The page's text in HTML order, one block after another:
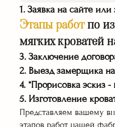
Транспортировка
мебели собст.
транспортом
Работаем официально
по договору
1. Заявка на сайте или
Этапы работпо
мягких кроватей
3. Заключение
2. Выезд замерщика
4. *Прорисовка эскиз -
5. Изготовление
Представляем вашему
этапов работ нашей